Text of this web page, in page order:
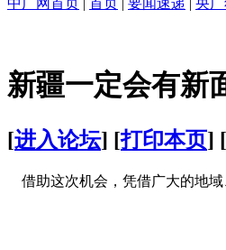
中广网首页 | 首页 | 要闻速递 | 央
新疆一定会有新
[进入论坛] [打印本页]
借助这次机会，凭借广大的地